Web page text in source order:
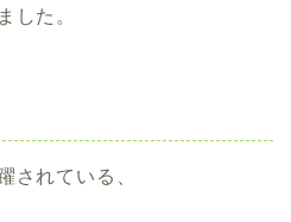
した。
されている、